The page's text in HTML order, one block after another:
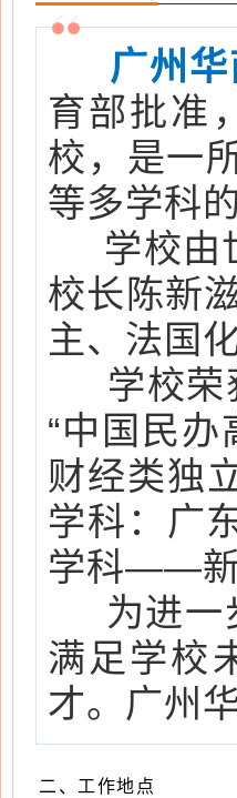
广州
育部批准
校，是一
等多学科
学校由
校长陈新
主、法国
学校荣
“中国民办
财经类独
学科：广
学科——新
为进一
满足学校
才。广州
二、工作地点